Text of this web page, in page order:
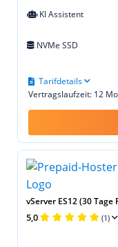
KI Assistent
NVMe SSD
Vertragslaufzeit: 12
Tarifdetails
vServer ES12 (30 Tage
5,0 (1)